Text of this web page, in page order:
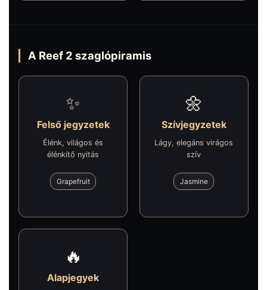
A Reef 2 szaglópiramis
✨
Felső jegyzetek
Élénk, világos és
élénkítő nyitás
Grapefruit
🌼
Szívjegyzetek
Lágy, elegáns virágos
szív
Jasmine
🔥
Alapjegyek